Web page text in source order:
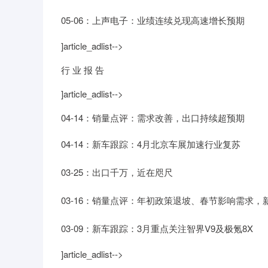
05-06：上声电子：业绩连续兑现高速增长预期
]article_adlist-->
行 业 报 告
]article_adlist-->
04-14：销量点评：需求改善，出口持续超预期
04-14：新车跟踪：4月北京车展加速行业复苏
03-25：出口千万，近在咫尺
03-16：销量点评：年初政策退坡、春节影响需求，
03-09：新车跟踪：3月重点关注智界V9及极氪8X
]article_adlist-->